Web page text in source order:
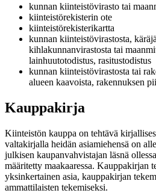
kunnan kiinteistövirasto tai
kiinteistörekisterin ote
kiinteistörekisterikartta
kunnan kiinteistövirastosta,
kihlakunnanvirastosta tai
lainhuutotodistus, rasitustodistus
kunnan kiinteistövirastosta tai
alueen kaavoista, rakennuksen
Kauppakirja
Kiinteistön kauppa on tehtävä
valtakirjalla heidän asiamiehensä on
julkisen kaupanvahvistajan läsnä
määritetty maakaaressa. Kauppakirjan
yksinkertainen asia, kauppakirjan
ammattilaisten tekemiseksi.